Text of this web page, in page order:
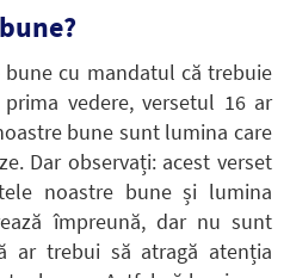
cu mandatul că trebuie
vedere, versetul 16 ar
bune sunt lumina care
Dar observați: acest verset
noastre bune și lumina
împreună, dar nu sunt
ar trebui să atragă atenția